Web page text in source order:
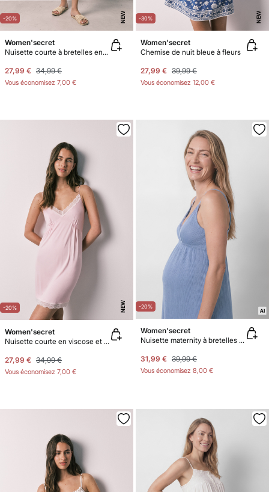
-20% NEW
Women'secret
Nuisette courte à bretelles en coton orange
27,99 € 34,99 €
Vous économisez 7,00 €
-30% NEW
Women'secret
Chemise de nuit bleue à fleurs
27,99 € 39,99 €
Vous économisez 12,00 €
-20% NEW
Women'secret
Nuisette courte en viscose et dentelle rose
27,99 € 34,99 €
Vous économisez 7,00 €
-20%
Women'secret
Nuisette maternity à bretelles allaitement bleue
31,99 € 39,99 €
Vous économisez 8,00 €